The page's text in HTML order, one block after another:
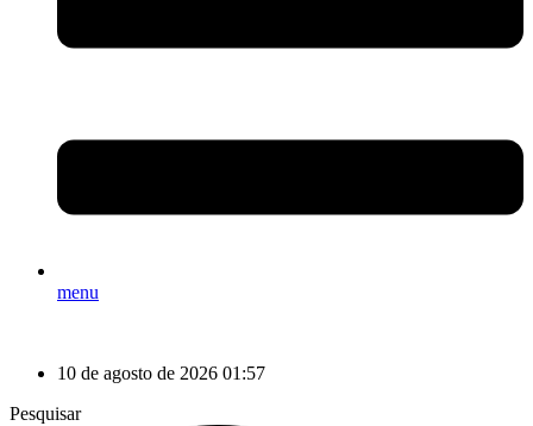
menu
10 de agosto de 2026 01:57
Pesquisar